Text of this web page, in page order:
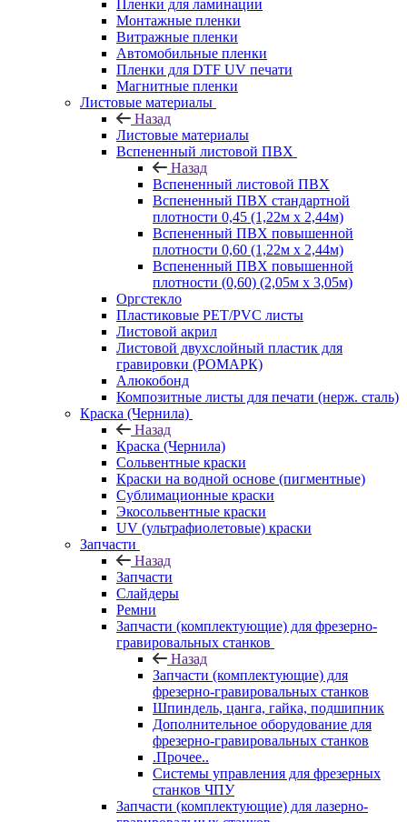
Пленки для ламинации
Монтажные пленки
Витражные пленки
Автомобильные пленки
Пленки для DTF UV печати
Магнитные пленки
Листовые материалы
Назад
Листовые материалы
Вспененный листовой ПВХ
Назад
Вспененный листовой ПВХ
Вспененный ПВХ стандартной
плотности 0,45 (1,22м х 2,44м)
Вспененный ПВХ повышенной
плотности 0,60 (1,22м х 2,44м)
Вспененный ПВХ повышенной
плотности (0,60) (2,05м х 3,05м)
Оргстекло
Пластиковые PET/PVC листы
Листовой акрил
Листовой двухслойный пластик для
гравировки (РОМАРК)
Алюкобонд
Композитные листы для печати (нерж. сталь)
Краска (Чернила)
Назад
Краска (Чернила)
Сольвентные краски
Краски на водной основе (пигментные)
Сублимационные краски
Экосольвентные краски
UV (ультрафиолетовые) краски
Запчасти
Назад
Запчасти
Слайдеры
Ремни
Запчасти (комплектующие) для фрезерно-
гравировальных станков
Назад
Запчасти (комплектующие) для
фрезерно-гравировальных станков
Шпиндель, цанга, гайка, подшипник
Дополнительное оборудование для
фрезерно-гравировальных станков
.Прочее..
Системы управления для фрезерных
станков ЧПУ
Запчасти (комплектующие) для лазерно-